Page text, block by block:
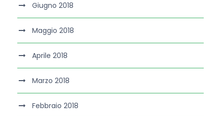
Giugno 2018
Maggio 2018
Aprile 2018
Marzo 2018
Febbraio 2018